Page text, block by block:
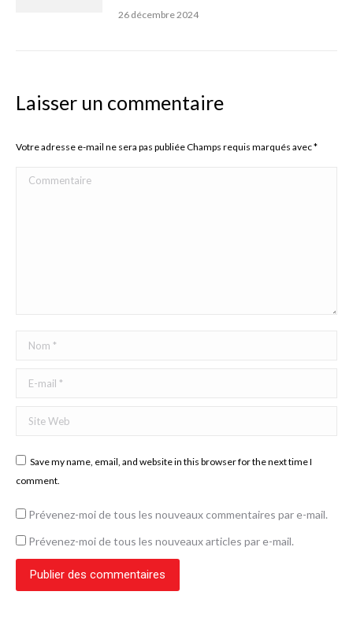
26 décembre 2024
Laisser un commentaire
Votre adresse e-mail ne sera pas publiée Champs requis marqués avec*
Commentaire
Nom *
E-mail *
Site Web
Save my name, email, and website in this browser for the next time I
comment.
Prévenez-moi de tous les nouveaux commentaires par e-mail.
Prévenez-moi de tous les nouveaux articles par e-mail.
Publier des commentaires